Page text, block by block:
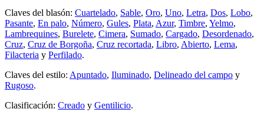
Claves del blasón: Cuartelado, Sable, Oro, Uno, Letra, Dos, Lobo,
Pasante, En palo, Número, Gules, Plata, Azur, Timbre, Yelmo,
Lambrequines, Burelete, Cimera, Sumado, Cargado, Desordenado,
Cruz, Cruz de Borgoña, Cruz recortada, Libro, Abierto, Lema,
Filacteria y Perfilado.
Claves del estilo: Apuntado, Iluminado, Delineado del campo y
Rugoso.
Clasificación: Creado y Gentilicio.